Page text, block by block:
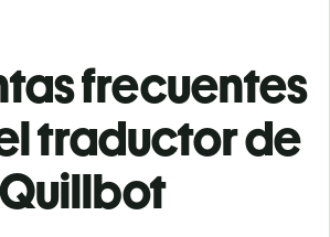
frecuentes
traductor de
Quillbot